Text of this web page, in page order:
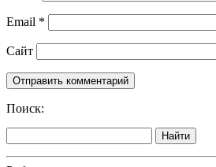
Email *
Сайт
Поиск:
Найти